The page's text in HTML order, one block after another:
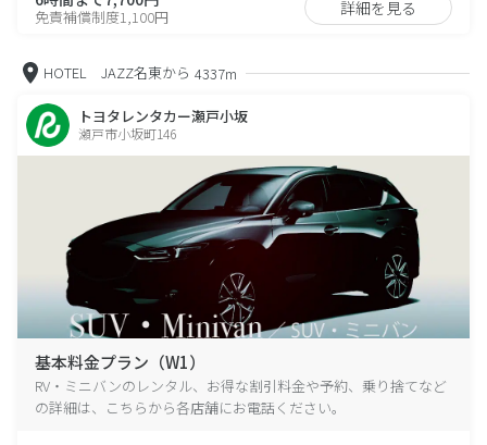
免責補償制度1,100円 詳細を見る
HOTEL JAZZ名東から 4337m
トヨタレンタカー瀬戸小坂
瀬戸市小坂町146
基本料金プラン（W1）
RV・ミニバンのレンタル、お得な割引料金や予約、乗り捨てなど
の詳細は、こちらから各店舗にお電話ください。